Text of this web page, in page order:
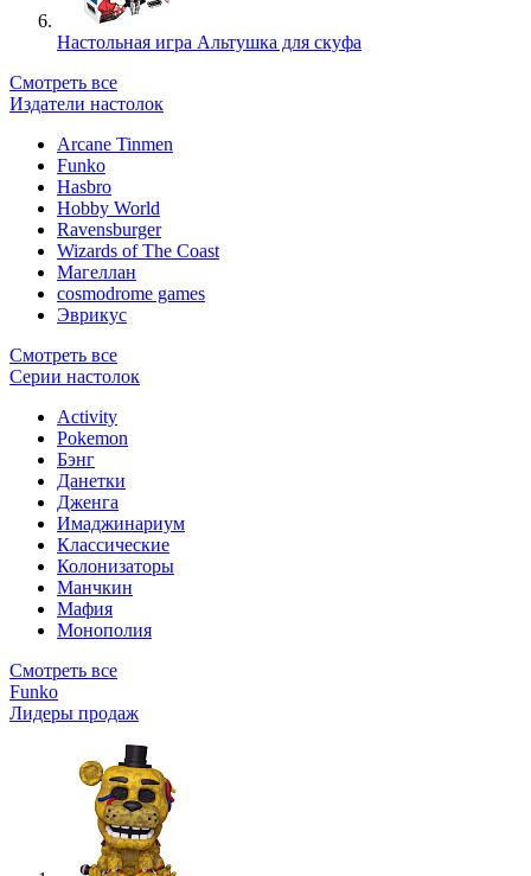
Настольная игра Альтушка для скуфа
Смотреть все
Издатели настолок
Arcane Tinmen
Funko
Hasbro
Hobby World
Ravensburger
Wizards of The Coast
Магеллан
сosmodrome games
Эврикус
Смотреть все
Серии настолок
Activity
Pokemon
Бэнг
Данетки
Дженга
Имаджинариум
Классические
Колонизаторы
Манчкин
Мафия
Монополия
Смотреть все
Funko
Лидеры продаж